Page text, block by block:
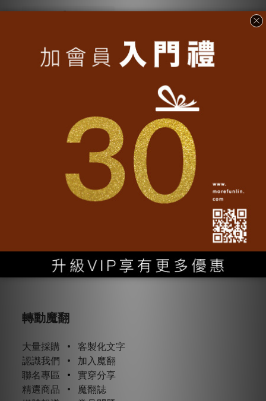
Q1：我可以加上自己公司的logo嗎？
魔翻文創免費提供包裝客製服務，只要時間允許，我們可以
將您的Logo放到包裝上唷！
Q2：去哪裡看有什麼商品可以買？
魔翻文創的商品有非常多種，如果您有採購需要，可以直接
@morefunlin魔翻文創Line官方帳號，我們會有專人
轉動魔翻
大量採購 •
客製化文字
認識我們 •
加入魔翻
聯名專區 • 實穿分享
精選商品 •
魔翻誌